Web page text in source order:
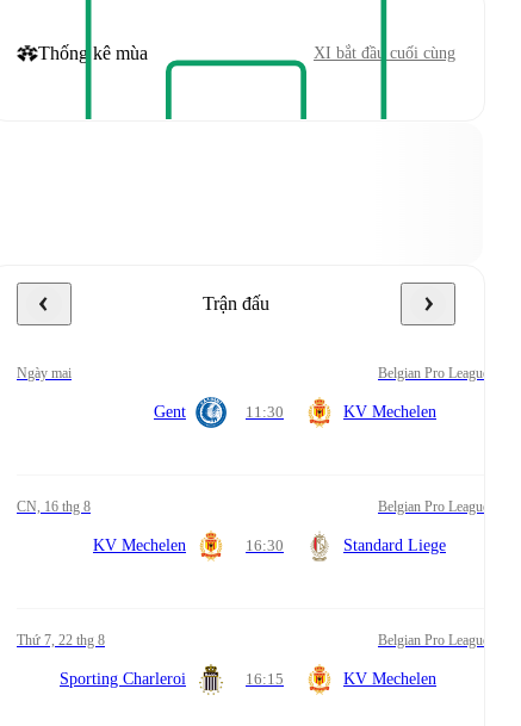
Thống kê mùa XI bắt đầu cuối cùng
Trận đấu
Ngày mai Belgian Pro League
Gent 11:30 KV Mechelen
CN, 16 thg 8 Belgian Pro League
KV Mechelen 16:30 Standard Liege
Thứ 7, 22 thg 8 Belgian Pro League
Sporting Charleroi 16:15 KV Mechelen